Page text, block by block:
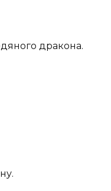
дракона.